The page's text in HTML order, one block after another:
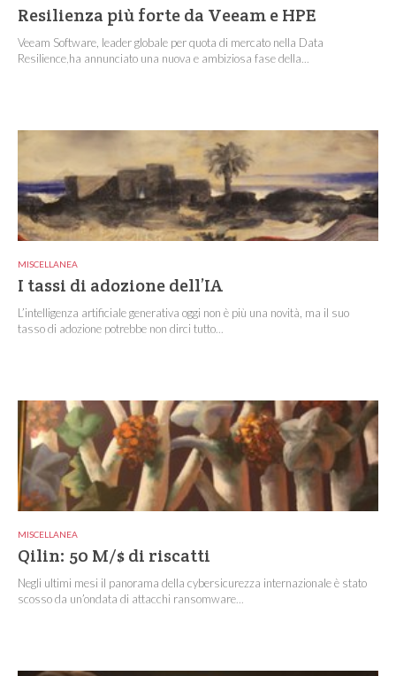
Resilienza più forte da Veeam e HPE
Veeam Software, leader globale per quota di mercato nella Data
Resilience,ha annunciato una nuova e ambiziosa fase della...
MISCELLANEA
I tassi di adozione dell’IA
L’intelligenza artificiale generativa oggi non è più una novità, ma il suo
tasso di adozione potrebbe non dirci tutto...
MISCELLANEA
Qilin: 50 M/$ di riscatti
Negli ultimi mesi il panorama della cybersicurezza internazionale è stato
scosso da un’ondata di attacchi ransomware...